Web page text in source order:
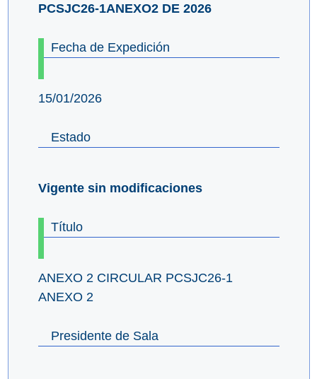
PCSJC26-1ANEXO2 DE 2026
Fecha de Expedición
15/01/2026
Estado
Vigente sin modificaciones
Título
ANEXO 2 CIRCULAR PCSJC26-1
ANEXO 2
Presidente de Sala